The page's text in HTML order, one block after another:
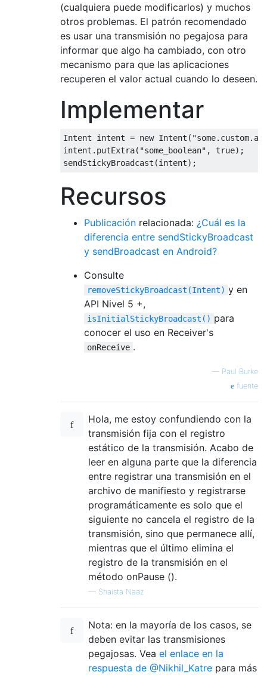
(cualquiera puede modificarlos) y muchos
otros problemas. El patrón recomendado
es usar una transmisión no pegajosa para
informar que algo ha cambiado, con otro
mecanismo para que las aplicaciones
recuperen el valor actual cuando lo deseen.
Implementar
Intent intent = new Intent(
intent.putExtra( "some_boolean" , true);
Recursos
Publicación relacionada: ¿Cuál es la
diferencia entre sendStickyBroadcast
y sendBroadcast en Android?
Consulte
removeStickyBroadcast(Intent) y en
API Nivel 5 +,
isInitialStickyBroadcast() para
conocer el uso en Receiver's
onReceive .
— Paul Burke
fuente
Hola, me estoy confundiendo con la
transmisión fija con el registro
estático de la transmisión. Acabo de
leer en alguna parte que la diferencia
entre registrar una transmisión en el
archivo de manifiesto y registrarse
programáticamente es solo que el
siguiente no cancela el registro de la
transmisión, sino que permanece allí,
mientras que el último elimina el
registro de la transmisión en el
método onPause ().
— Shaista Naaz
Nota: en la mayoría de los casos, se
deben evitar las transmisiones
pegajosas. Vea el enlace en la
respuesta de @Nikhil_Katre para más